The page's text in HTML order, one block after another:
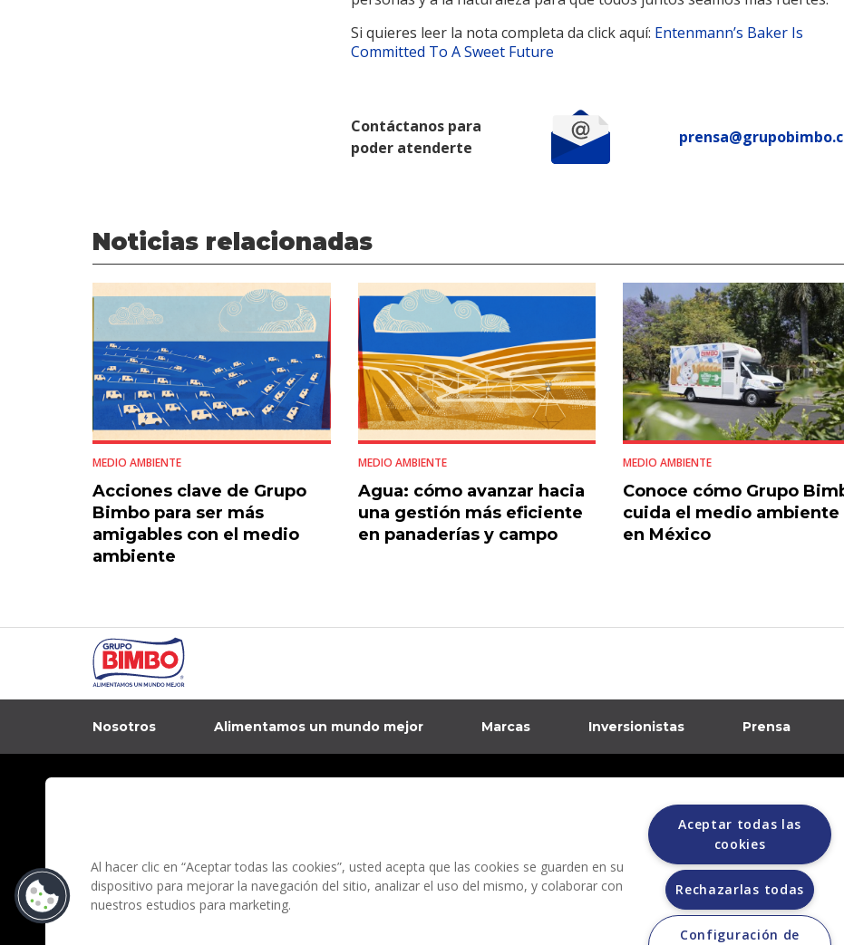
Si quieres leer la nota completa da click aquí: Entenmann’s Baker Is
Committed To A Sweet Future
Contáctanos para
poder atenderte
Noticias relacionadas
MEDIO AMBIENTE
Acciones clave de Grupo
Bimbo para ser más
amigables con el medio
ambiente
MEDIO AMBIENTE
Agua: cómo avanzar hacia
una gestión más eficiente
en panaderías y campo
MEDIO AMBIENTE
Conoce cómo Grupo
cuida el medio ambiente
en México
Nosotros Alimentamos un mundo mejor Marcas Inversionistas Prensa
Al hacer clic en “Aceptar todas las cookies”, usted acepta que las cookies se guarden en su
dispositivo para mejorar la navegación del sitio, analizar el uso del mismo, y colaborar con
nuestros estudios para marketing.
Aceptar todas las
cookies
Rechazarlas todas
Configuración de